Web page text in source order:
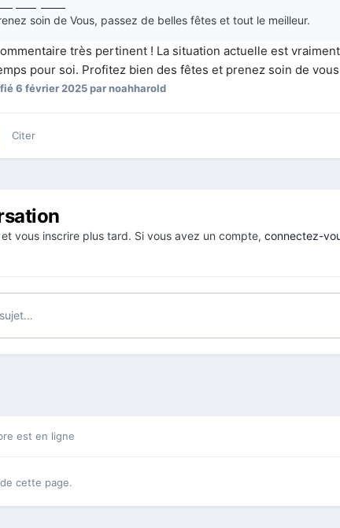
soin de Vous, passez de belles fêtes et tout le meilleur.
très pertinent ! La situation actuelle est
pour soi. Profitez bien des fêtes et prenez soin de
6 février 2025par noahharold
Citer
vous inscrire plus tard. Si vous avez un compte, connectez-
est en ligne
cette page.